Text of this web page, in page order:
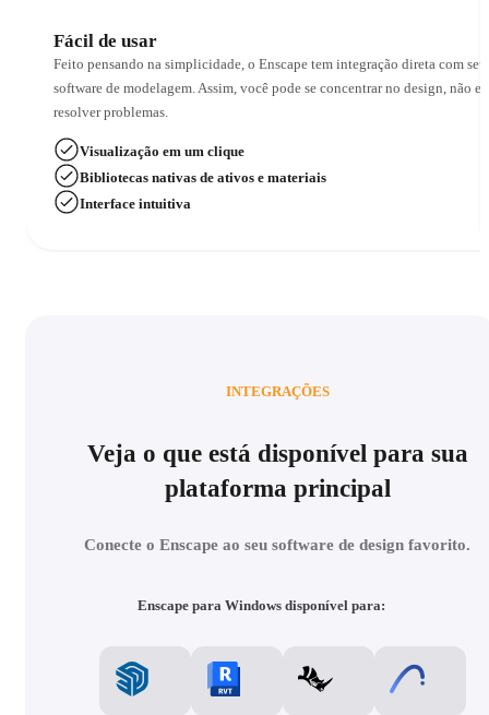
Fácil de usar
Feito pensando na simplicidade, o Enscape tem integração direta com seu
software de modelagem. Assim, você pode se concentrar no design, não
resolver problemas.
Visualização em um clique
Bibliotecas nativas de ativos e materiais
Interface intuitiva
Veja o que está disponível para sua
plataforma principal
INTEGRAÇÕES
Conecte o Enscape ao seu software de design favorito.
Enscape para Windows disponível para: